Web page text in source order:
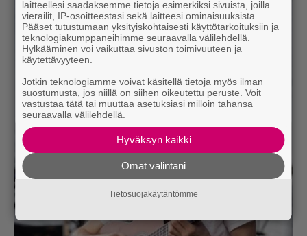
laitteellesi saadaksemme tietoja esimerkiksi sivuista, joilla
vierailit, IP-osoitteestasi sekä laitteesi ominaisuuksista.
Pääset tutustumaan yksityiskohtaisesti käyttötarkoituksiin ja
teknologiakumppaneihimme seuraavalla välilehdellä.
Hylkääminen voi vaikuttaa sivuston toimivuuteen ja
käytettävyyteen.
Jotkin teknologiamme voivat käsitellä tietoja myös ilman
suostumusta, jos niillä on siihen oikeutettu peruste. Voit
vastustaa tätä tai muuttaa asetuksiasi milloin tahansa
seuraavalla välilehdellä.
Hyväksyn kaikki
Omat valintani
Tietosuojakäytäntömme